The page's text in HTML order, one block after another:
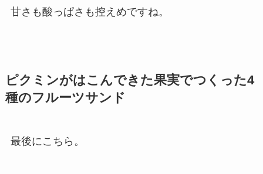
甘さも酸っぱさも控えめですね。
ピクミンがはこんできた果実でつくった4
種のフルーツサンド
最後にこちら。